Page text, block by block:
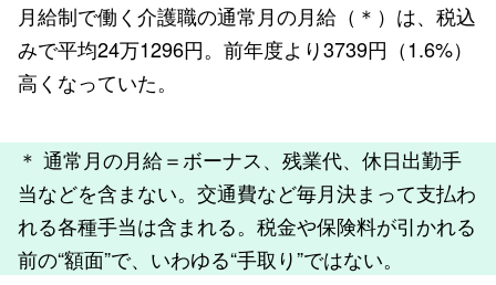
月給制で働く介護職の通常月の月給（＊）は、税込
みで平均24万1296円。前年度より3739円（1.6%）
高くなっていた。
＊ 通常月の月給＝ボーナス、残業代、休日出勤手
当などを含まない。交通費など毎月決まって支払わ
れる各種手当は含まれる。税金や保険料が引かれる
前の“額面”で、いわゆる“手取り”ではない。